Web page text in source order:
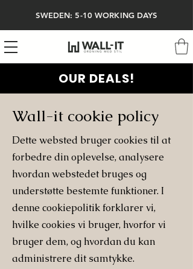
SWEDEN: 5-10 WORKING DAYS
OUR DEALS!
Wall-it cookie policy
Dette websted bruger cookies til at
forbedre din oplevelse, analysere
hvordan webstedet bruges og
understøtte bestemte funktioner. I
denne cookiepolitik forklarer vi,
hvilke cookies vi bruger, hvorfor vi
bruger dem, og hvordan du kan
administrere dit samtykke.